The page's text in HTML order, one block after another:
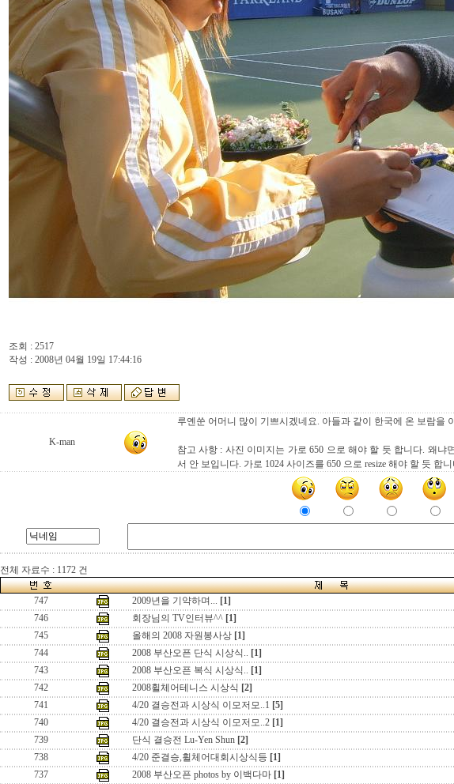
조회 : 2517
작성 : 2008년 04월 19일 17:44:16
K-man
루옌쑨 어머니 많이 기쁘시겠네요. 아들과 같이 한국에 온 보람을
참고 사항 : 사진 이미지는 가로 650 으로 해야 할 듯 합니다. 왜
서 안 보입니다. 가로 1024 사이즈를 650 으로 resize 해야 할 듯 합니
전체 자료수 : 1172 건
747 2009년을 기약하며... [1]
746
회장님의 TV인터뷰^^ [1]
745
올해의 2008 자원봉사상 [1]
744
2008 부산오픈 단식 시상식.. [1]
743
2008 부산오픈 복식 시상식.. [1]
742
2008휠체어테니스 시상식 [2]
741
4/20 결승전과 시상식 이모저모..1 [5]
740
4/20 결승전과 시상식 이모저모..2 [1]
739
단식 결승전 Lu-Yen Shun [2]
738
4/20 준결승,휠체어대회시상식등 [1]
737
2008 부산오픈 photos by 이백다마 [1]